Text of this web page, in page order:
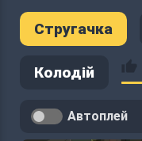
Стругачка
Колодій
Автоплей